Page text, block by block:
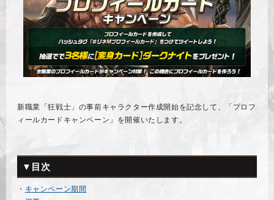
新職業「狂戦士」の事前キャラクター作成開始を記念して、「プロフ
ィールカードキャンペーン」を開催いたします。
▼目次
・ キャンペーン期間